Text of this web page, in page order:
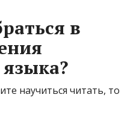
в
научиться читать, то